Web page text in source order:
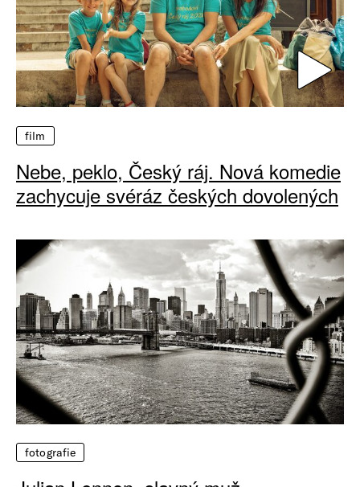
film
Nebe, peklo, Český ráj. Nová komedie
zachycuje svéráz českých dovolených
fotografie